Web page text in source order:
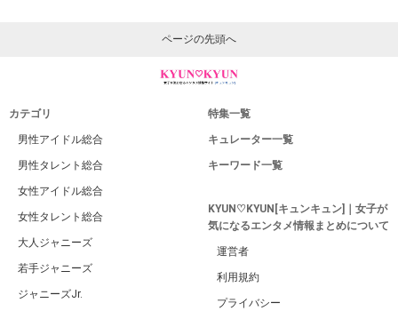
ページの先頭へ
カテゴリ
男性アイドル総合
男性タレント総合
女性アイドル総合
女性タレント総合
大人ジャニーズ
若手ジャニーズ
ジャニーズJr.
特集一覧
キュレーター一覧
キーワード一覧
KYUN♡KYUN[キュンキュン]｜女子が
気になるエンタメ情報まとめについて
運営者
利用規約
プライバシー